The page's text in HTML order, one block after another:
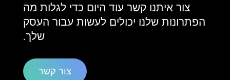
צור איתנו קשר עוד היום כדי לגלות מה
הפתרונות שלנו יכולים לעשות עבור העסק
שלך.
צור קשר